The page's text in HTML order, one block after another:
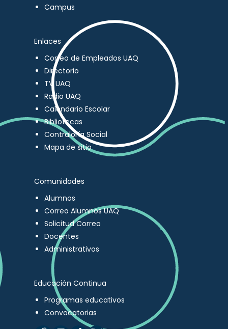
Campus
Enlaces
Correo de Empleados UAQ
Directorio
TV UAQ
Radio UAQ
Calendario Escolar
Bibliotecas
Contraloría Social
Mapa de sitio
Comunidades
Alumnos
Correo Alumnos UAQ
Solicitud Correo
Docentes
Administrativos
Educación Continua
Programas educativos
Convocatorias